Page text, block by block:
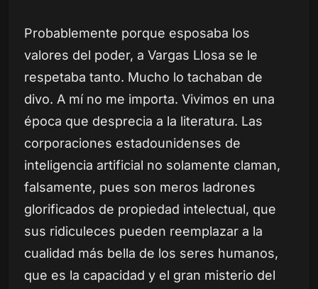
Probablemente porque esposaba los
valores del poder, a Vargas Llosa se le
respetaba tanto. Mucho lo tachaban de
divo. A mí no me importa. Vivimos en una
época que desprecia a la literatura. Las
corporaciones estadounidenses de
inteligencia artificial no solamente claman,
falsamente, pues son meros ladrones
glorificados de propiedad intelectual, que
sus ridiculeces pueden reemplazar a la
cualidad más bella de los seres humanos,
que es la capacidad y el gran misterio del